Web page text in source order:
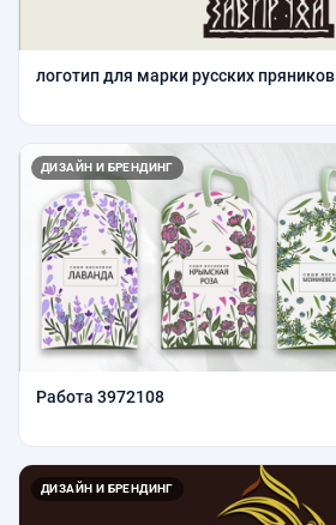
логотип для марки русских пряников
ДИЗАЙН И БРЕНДИНГ
Работа 3972108
ДИЗАЙН И БРЕНДИНГ